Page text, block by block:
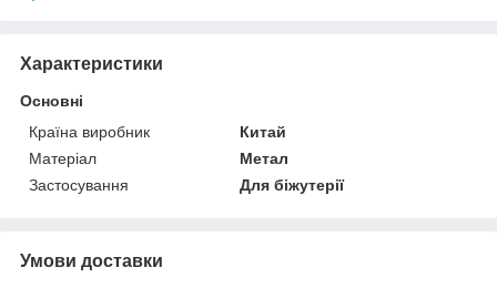
Характеристики
Основні
Країна виробник
Китай
Матеріал
Метал
Застосування
Для біжутерії
Умови доставки